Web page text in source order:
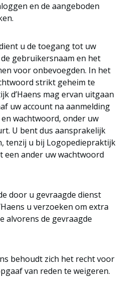
en de aangeboden
u de toegang tot uw
gebruikersnaam en het
voor onbevoegden. In het
strikt geheim te
d’Haens mag ervan uitgaan
uw account na aanmelding
wachtwoord, onder uw
U bent dus aansprakelijk
tenzij u bij Logopediepraktijk
een ander uw wachtwoord
door u gevraagde dienst
u verzoeken om extra
alvorens de gevraagde
behoudt zich het recht voor
van reden te weigeren.